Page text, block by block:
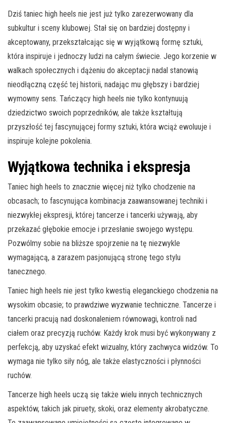
Dziś taniec high heels nie jest już tylko zarezerwowany dla
subkultur i sceny klubowej. Stał się on bardziej dostępny i
akceptowany, przekształcając się w wyjątkową formę sztuki,
która inspiruje i jednoczy ludzi na całym świecie. Jego korzenie w
walkach społecznych i dążeniu do akceptacji nadal stanowią
nieodłączną część tej historii, nadając mu głębszy i bardziej
wymowny sens. Tańczący high heels nie tylko kontynuują
dziedzictwo swoich poprzedników, ale także kształtują
przyszłość tej fascynującej formy sztuki, która wciąż ewoluuje i
inspiruje kolejne pokolenia.
Wyjątkowa technika i ekspresja
Taniec high heels to znacznie więcej niż tylko chodzenie na
obcasach; to fascynująca kombinacja zaawansowanej techniki i
niezwykłej ekspresji, której tancerze i tancerki używają, aby
przekazać głębokie emocje i przesłanie swojego występu.
Pozwólmy sobie na bliższe spojrzenie na tę niezwykle
wymagającą, a zarazem pasjonującą stronę tego stylu
tanecznego.
Taniec high heels nie jest tylko kwestią eleganckiego chodzenia na
wysokim obcasie; to prawdziwe wyzwanie techniczne. Tancerze i
tancerki pracują nad doskonaleniem równowagi, kontroli nad
ciałem oraz precyzją ruchów. Każdy krok musi być wykonywany z
perfekcją, aby uzyskać efekt wizualny, który zachwyca widzów. To
wymaga nie tylko siły nóg, ale także elastyczności i płynności
ruchów.
Tancerze high heels uczą się także wielu innych technicznych
aspektów, takich jak piruety, skoki, oraz elementy akrobatyczne.